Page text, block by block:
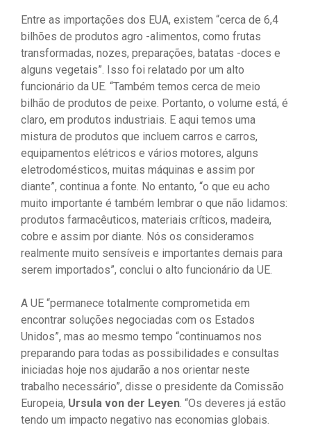
Entre as importações dos EUA, existem “cerca de 6,4
bilhões de produtos agro -alimentos, como frutas
transformadas, nozes, preparações, batatas -doces e
alguns vegetais”. Isso foi relatado por um alto
funcionário da UE. “Também temos cerca de meio
bilhão de produtos de peixe. Portanto, o volume está, é
claro, em produtos industriais. E aqui temos uma
mistura de produtos que incluem carros e carros,
equipamentos elétricos e vários motores, alguns
eletrodomésticos, muitas máquinas e assim por
diante”, continua a fonte. No entanto, “o que eu acho
muito importante é também lembrar o que não lidamos:
produtos farmacêuticos, materiais críticos, madeira,
cobre e assim por diante. Nós os consideramos
realmente muito sensíveis e importantes demais para
serem importados”, conclui o alto funcionário da UE.
A UE “permanece totalmente comprometida em
encontrar soluções negociadas com os Estados
Unidos”, mas ao mesmo tempo “continuamos nos
preparando para todas as possibilidades e consultas
iniciadas hoje nos ajudarão a nos orientar neste
trabalho necessário”, disse o presidente da Comissão
Europeia, Ursula von der Leyen. “Os deveres já estão
tendo um impacto negativo nas economias globais.